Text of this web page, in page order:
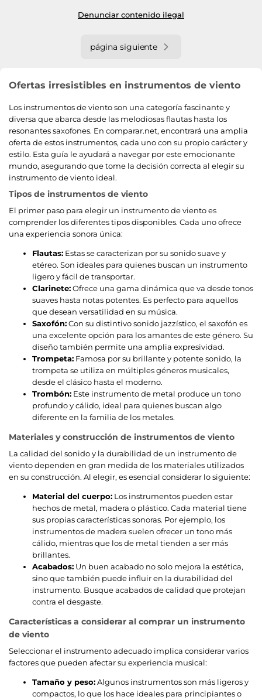
Denunciar contenido ilegal
página siguiente
Ofertas irresistibles en instrumentos de viento
Los instrumentos de viento son una categoría fascinante y
diversa que abarca desde las melodiosas flautas hasta los
resonantes saxofones. En comparar.net, encontrará una amplia
oferta de estos instrumentos, cada uno con su propio carácter y
estilo. Esta guía le ayudará a navegar por este emocionante
mundo, asegurando que tome la decisión correcta al elegir su
instrumento de viento ideal.
Tipos de instrumentos de viento
El primer paso para elegir un instrumento de viento es
comprender los diferentes tipos disponibles. Cada uno ofrece
una experiencia sonora única:
Flautas: Estas se caracterizan por su sonido suave y
etéreo. Son ideales para quienes buscan un instrumento
ligero y fácil de transportar.
Clarinete:Ofrece una gama dinámica que va desde tonos
suaves hasta notas potentes. Es perfecto para aquellos
que desean versatilidad en su música.
Saxofón:Con su distintivo sonido jazzístico, el saxofón es
una excelente opción para los amantes de este género. Su
diseño también permite una amplia expresividad.
Trompeta: Famosa por su brillante y potente sonido, la
trompeta se utiliza en múltiples géneros musicales,
desde el clásico hasta el moderno.
Trombón: Este instrumento de metal produce un tono
profundo y cálido, ideal para quienes buscan algo
diferente en la familia de los metales.
Materiales y construcción de instrumentos de viento
La calidad del sonido y la durabilidad de un instrumento de
viento dependen en gran medida de los materiales utilizados
en su construcción. Al elegir, es esencial considerar lo siguiente:
Material del cuerpo: Los instrumentos pueden estar
hechos de metal, madera o plástico. Cada material tiene
sus propias características sonoras. Por ejemplo, los
instrumentos de madera suelen ofrecer un tono más
cálido, mientras que los de metal tienden a ser más
brillantes.
Acabados: Un buen acabado no solo mejora la estética,
sino que también puede influir en la durabilidad del
instrumento. Busque acabados de calidad que protejan
contra el desgaste.
Características a considerar al comprar un instrumento
de viento
Seleccionar el instrumento adecuado implica considerar varios
factores que pueden afectar su experiencia musical:
Tamaño y peso:Algunos instrumentos son más ligeros y
compactos, lo que los hace ideales para principiantes o